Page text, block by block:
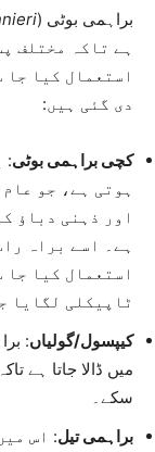
براہمی بوٹی (
ہے تاکہ مختلف
استعمال کیا
دی گئی ہیں:
کچی براہمی بوٹی:
ہوتی ہے، جو
اور ذہنی دباؤ
ہے۔ اسے براہ
استعمال کیا
ٹاپیکلی لگایا
کیپسول/گولیاں:
میں ڈالا جاتا ہے
سکے۔
براہمی تیل: اس